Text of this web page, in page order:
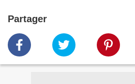
Partager